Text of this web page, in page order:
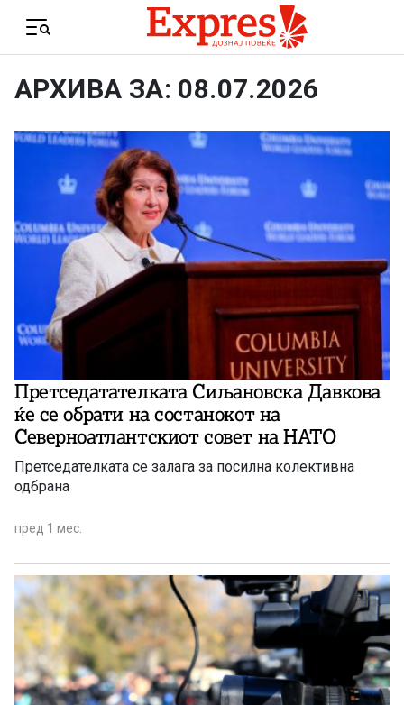
Menu
АРХИВА ЗА: 08.07.2026
Претседатателката Сиљановска Давкова
ќе се обрати на состанокот на
Северноатлантскиот совет на НАТО
Претседателката се залага за посилна колективна
одбрана
пред 1 мес.